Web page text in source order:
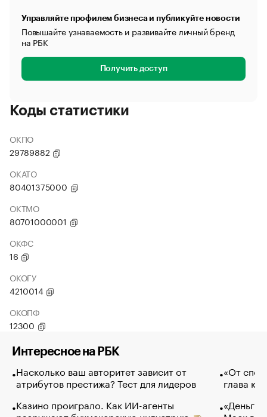
Управляйте профилем бизнеса и публикуйте новости
Повышайте узнаваемость и развивайте личный бренд
на РБК
Получить доступ
Коды статистики
ОКПО
29789882
ОКАТО
80401375000
ОКТМО
80701000001
ОКФС
16
ОКОГУ
4210014
ОКОПФ
12300
Интересное на РБК
Насколько ваш авторитет зависит от
атрибутов престижа? Тест для лидеров
Казино проиграло. Как ИИ-агенты
«От
глава
«Деньги